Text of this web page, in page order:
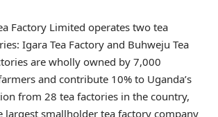
Factory Limited operates two tea
Igara Tea Factory and Buhweju Tea
are wholly owned by 7,000
and contribute 10% to Uganda’s
from 28 tea factories in the country,
largest smallholder tea factory company